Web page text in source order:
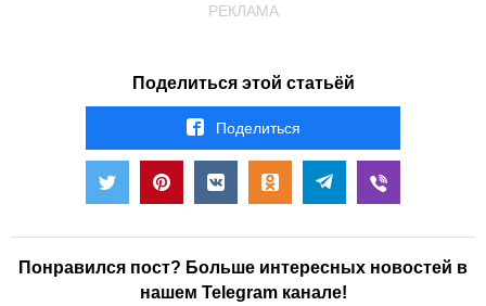
РЕКЛАМА
Поделиться этой статьёй
Поделиться
Понравился пост? Больше интересных новостей в
нашем Telegram канале!